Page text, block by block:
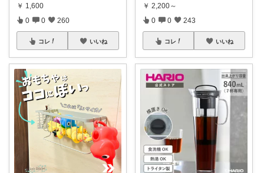
￥ 1,600
0 0 260
コレ いいね
￥ 2,200～
0 0 243
コレ いいね